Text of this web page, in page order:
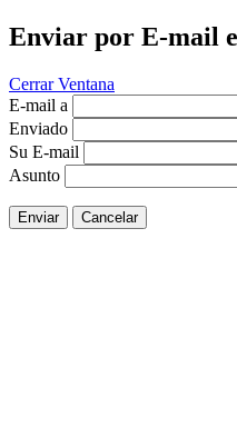
Enviar por E-mail
Cerrar Ventana
E-mail a
Enviado
Su E-mail
Asunto
Enviar Cancelar